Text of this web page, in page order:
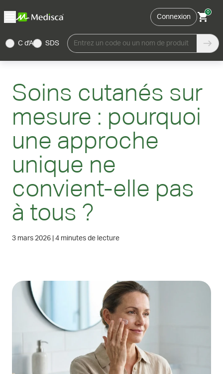
Connexion
0
C d'A SDS Entrez un code ou un nom de produit
3 mars 2026 4 minutes de lecture
Soins cutanés sur
mesure : pourquoi
une approche
unique ne
convient-elle pas
à tous ?